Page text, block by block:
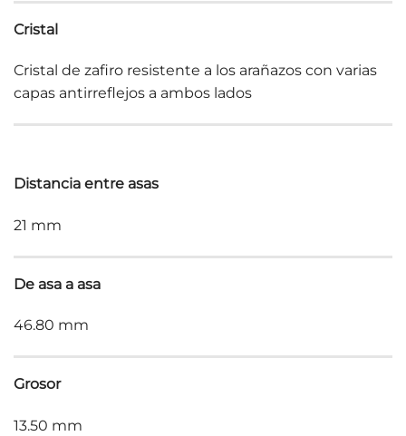
Cristal
Cristal de zafiro resistente a los arañazos con varias
capas antirreflejos a ambos lados
Distancia entre asas
21 mm
De asa a asa
46.80 mm
Grosor
13.50 mm